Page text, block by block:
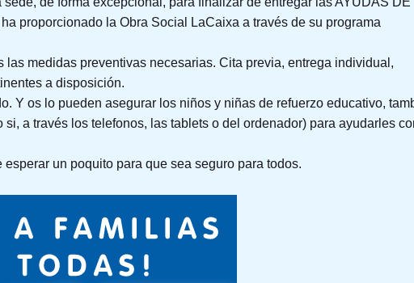
proporcionado la Obra Social LaCaixa a través de su programa
medidas preventivas necesarias. Cita previa, entrega individual,
a disposición.
Y os lo pueden asegurar los niños y niñas de refuerzo educativo,
si, a través los telefonos, las tablets o del ordenador) para ayudarles
un poquito para que sea seguro para todos.